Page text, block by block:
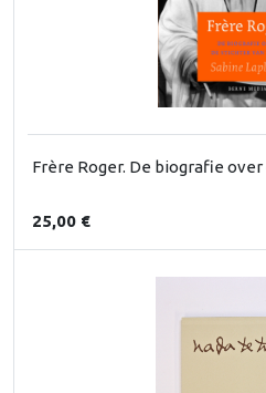
Frère Roger. De biografie
25,00 €